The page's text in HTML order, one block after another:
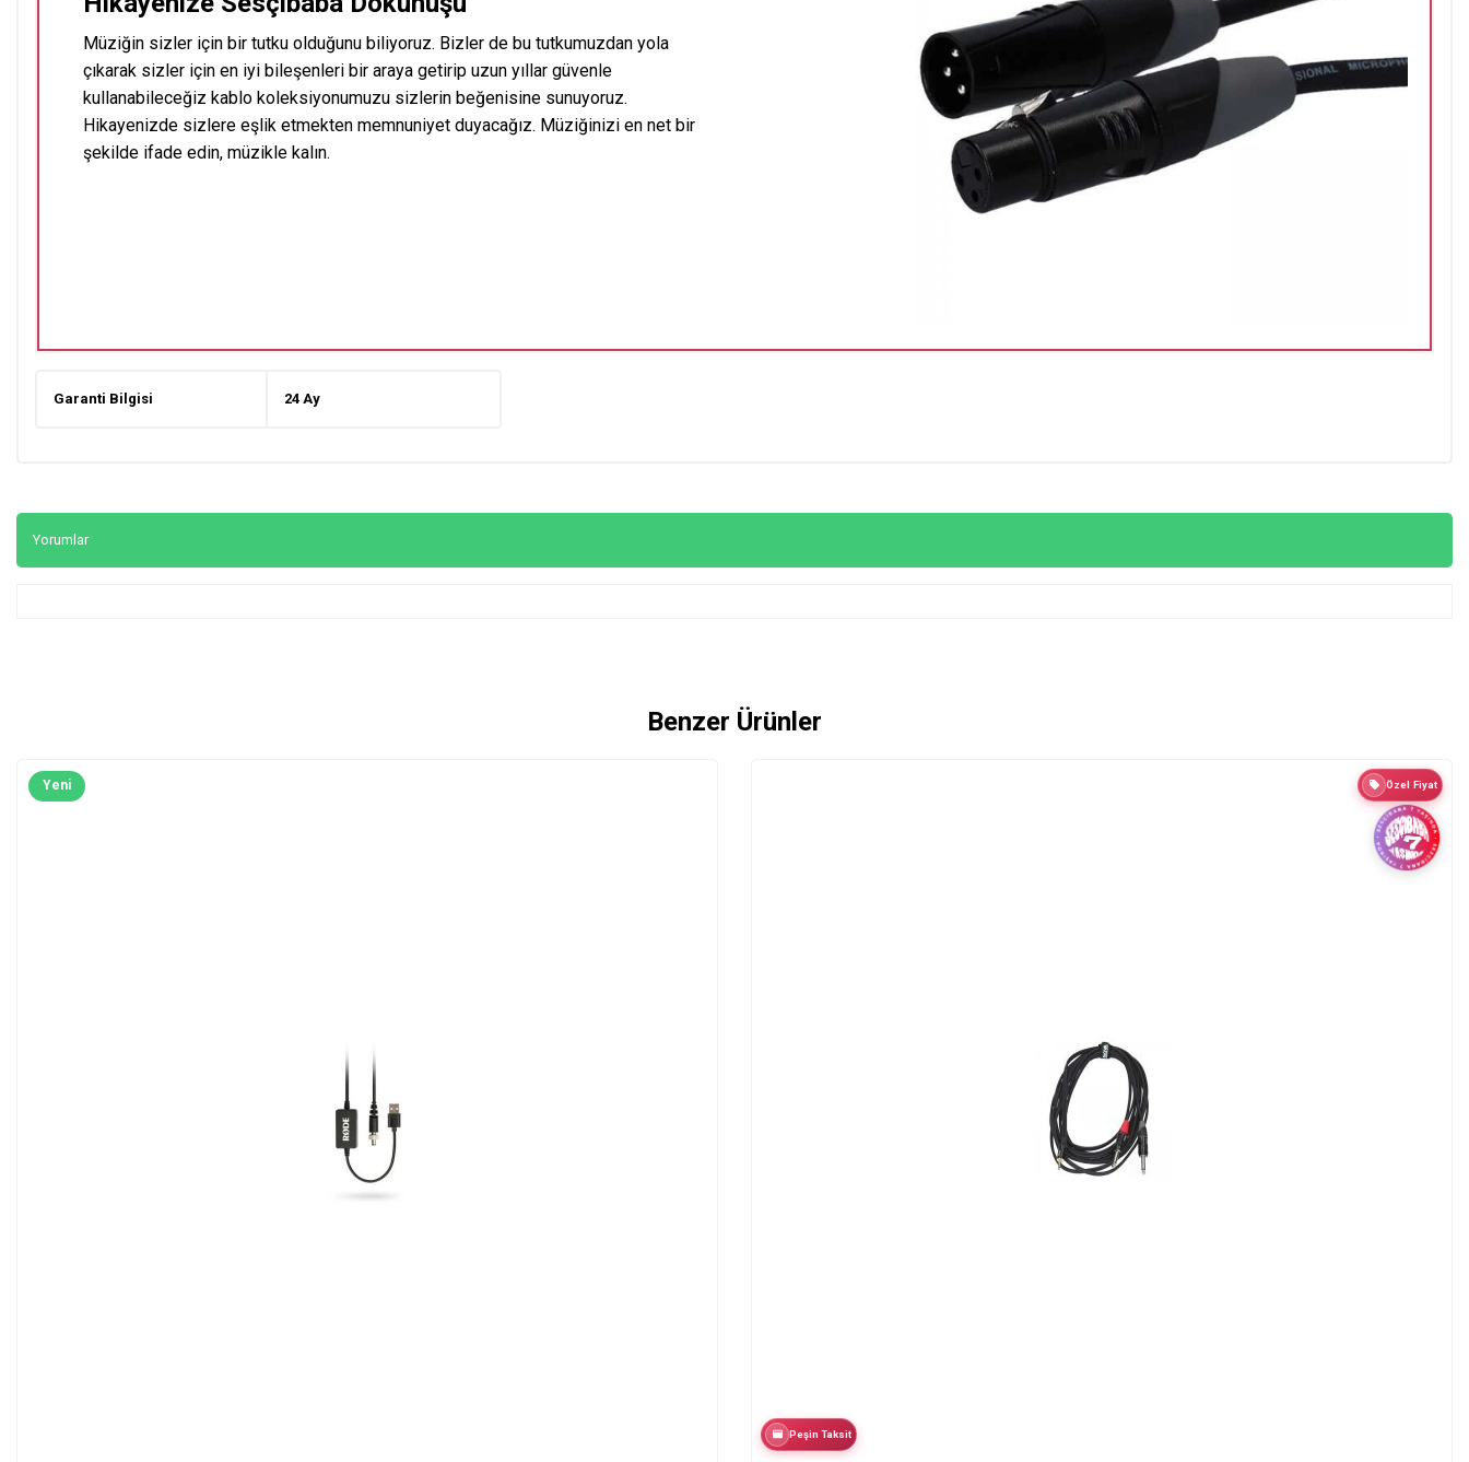
Müziğin sizler için bir tutku olduğunu biliyoruz. Bizler de bu tutkumuzdan yola
çıkarak sizler için en iyi bileşenleri bir araya getirip uzun yıllar güvenle
kullanabileceğiz kablo koleksiyonumuzu sizlerin beğenisine sunuyoruz.
Hikayenizde sizlere eşlik etmekten memnuniyet duyacağız. Müziğinizi en net bir
şekilde ifade edin, müzikle kalın.
Garanti Bilgisi 24 Ay
Yorumlar
Benzer Ürünler
Yeni Özel Fiyat
Peşin Taksit